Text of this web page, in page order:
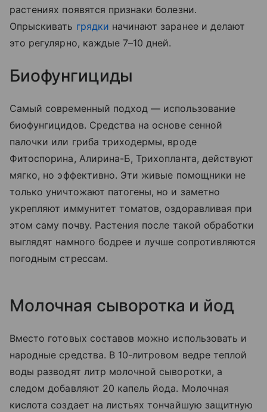
растениях появятся признаки болезни.
Опрыскивать грядки начинают заранее и делают
это регулярно, каждые 7–10 дней.
Биофунгициды
Самый современный подход — использование
биофунгицидов. Средства на основе сенной
палочки или гриба триходермы, вроде
Фитоспорина, Алирина-Б, Трихопланта, действуют
мягко, но эффективно. Эти живые помощники не
только уничтожают патогены, но и заметно
укрепляют иммунитет томатов, оздоравливая при
этом саму почву. Растения после такой обработки
выглядят намного бодрее и лучше сопротивляются
погодным стрессам.
Молочная сыворотка и йод
Вместо готовых составов можно использовать и
народные средства. В 10-литровом ведре теплой
воды разводят литр молочной сыворотки, а
следом добавляют 20 капель йода. Молочная
кислота создает на листьях тончайшую защитную